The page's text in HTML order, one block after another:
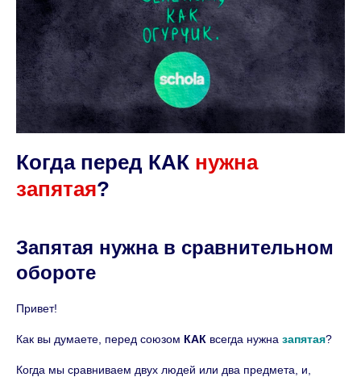
Когда перед КАК нужна
запятая?
Запятая нужна в сравнительном
обороте
Привет!
Как вы думаете, перед союзом КАК всегда нужна запятая?
Когда мы сравниваем двух людей или два предмета, и,